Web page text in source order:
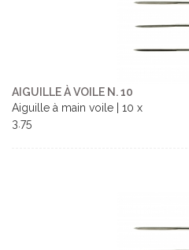
AIGUILLE À VOILE N. 10
Aiguille à main voile | 10 x
3.75